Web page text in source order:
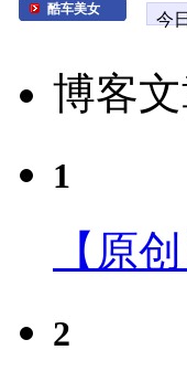
酷车美女
今
博客
1
【原
2